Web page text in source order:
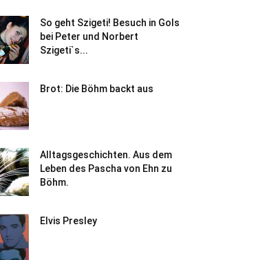
So geht Szigeti! Besuch in Gols
bei Peter und Norbert
Szigeti`s...
Brot: Die Böhm backt aus
Alltagsgeschichten. Aus dem
Leben des Pascha von Ehn zu
Böhm.
Elvis Presley